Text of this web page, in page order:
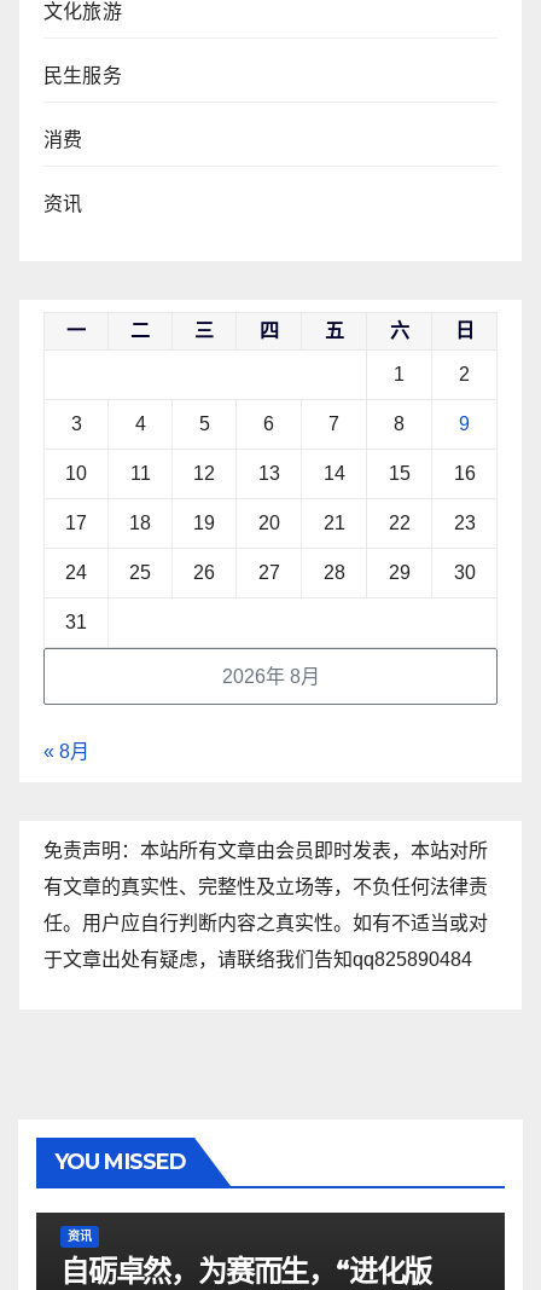
文化旅游
民生服务
消费
资讯
2026年 8月
一 二 三 四 五 六 日
1 2
3 4 5 6 7 8 9
10 11 12 13 14 15 16
17 18 19 20 21 22 23
24 25 26 27 28 29 30
31
« 8月
免责声明：本站所有文章由会员即时发表，本站对所
有文章的真实性、完整性及立场等，不负任何法律责
任。用户应自行判断内容之真实性。如有不适当或对
于文章出处有疑虑，请联络我们告知qq825890484
YOU MISSED
资讯
自砺卓然，为赛而生，“进化版